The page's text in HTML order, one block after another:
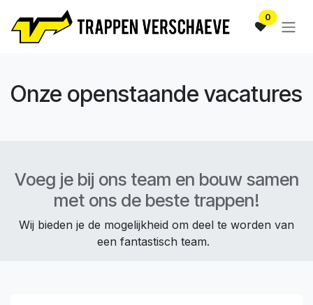
Overslaan naar inhoud
0
Onze openstaande vacatures
Voeg je bij ons team en bouw samen
met ons de beste trappen!
Wij bieden je de mogelijkheid om deel te worden van
een fantastisch team.